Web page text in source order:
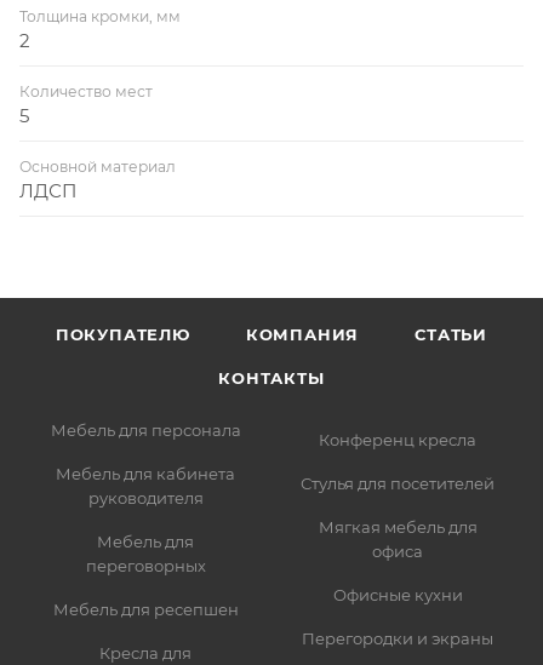
Толщина кромки, мм
2
Количество мест
5
Основной материал
ЛДСП
ПОКУПАТЕЛЮ КОМПАНИЯ СТАТЬИ
КОНТАКТЫ
Мебель для персонала
Мебель для кабинета
руководителя
Мебель для
переговорных
Мебель для ресепшен
Кресла для
Конференц кресла
Стулья для посетителей
Мягкая мебель для
офиса
Офисные кухни
Перегородки и экраны